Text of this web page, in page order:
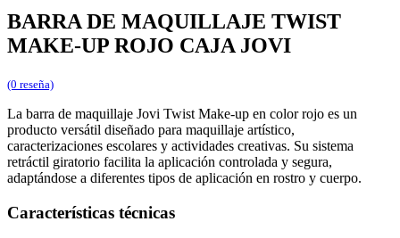
BARRA DE MAQUILLAJE TWIST
MAKE-UP ROJO CAJA JOVI
(0 reseña)
La barra de maquillaje Jovi Twist Make-up en color rojo es un
producto versátil diseñado para maquillaje artístico,
caracterizaciones escolares y actividades creativas. Su sistema
retráctil giratorio facilita la aplicación controlada y segura,
adaptándose a diferentes tipos de aplicación en rostro y cuerpo.
Características técnicas